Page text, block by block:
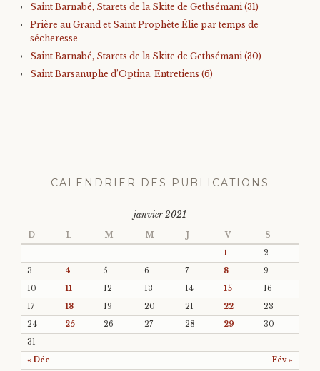
Saint Barnabé, Starets de la Skite de Gethsémani (31)
Prière au Grand et Saint Prophète Élie par temps de
sécheresse
Saint Barnabé, Starets de la Skite de Gethsémani (30)
Saint Barsanuphe d’Optina. Entretiens (6)
CALENDRIER DES PUBLICATIONS
janvier 2021
D L M M J V S
« Déc Fév »
1
2
3
4 5 6 7 8
9
10
11 12 13 14 15
16
17
18 19 20 21 22
23
24
25 26 27 28 29
30
31